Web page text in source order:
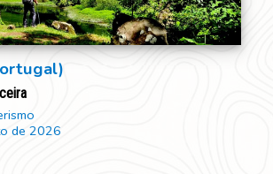
de 2026